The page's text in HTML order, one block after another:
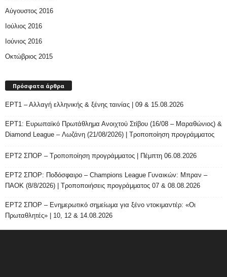
Αύγουστος 2016
Ιούλιος 2016
Ιούνιος 2016
Οκτώβριος 2015
Πρόσφατα άρθρα
ΕΡΤ1 – Αλλαγή ελληνικής & ξένης ταινίας | 09 & 15.08.2026
ΕΡΤ1: Ευρωπαϊκό Πρωτάθλημα Ανοιχτού Στίβου (16/08 – Μαραθώνιος) &
Diamond League – Λωζάνη (21/08/2026) | Τροποποίηση προγράμματος
ΕΡΤ2 ΣΠΟΡ – Τροποποίηση προγράμματος | Πέμπτη 06.08.2026
ΕΡΤ2 ΣΠΟΡ: Ποδόσφαιρο – Champions League Γυναικών: Μπραν –
ΠΑΟΚ (8/8/2026) | Τροποποιήσεις προγράμματος 07 & 08.08.2026
ΕΡΤ2 ΣΠΟΡ – Ενημερωτικό σημείωμα για ξένο ντοκιμαντέρ: «Οι
Πρωταθλητές» | 10, 12 & 14.08.2026